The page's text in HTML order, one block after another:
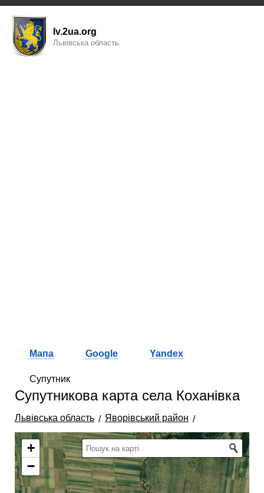
lv.2ua.org
Львівська область
Мапа Google Yandex
Супутник
Супутникова карта села Коханівка
Львівська область Яворівський район
+
−